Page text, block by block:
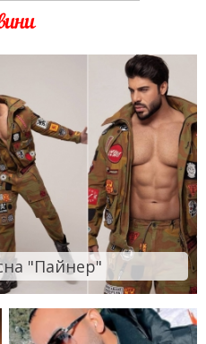
"Пайнер"